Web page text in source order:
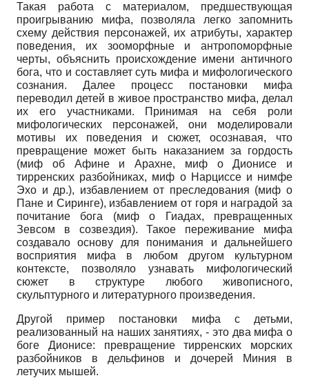
Такая работа с материалом, предшествующая
проигрыванию мифа, позволяла легко запомнить
схему действия персонажей, их атрибуты, характер
поведения, их зооморфные и антропоморфные
черты, объяснить происхождение имени античного
бога, что и составляет суть мифа и мифологического
сознания. Далее процесс постановки мифа
переводил детей в живое пространство мифа, делал
их его участниками. Принимая на себя роли
мифологических персонажей, они моделировали
мотивы их поведения и сюжет, осознавая, что
превращение может быть наказанием за гордость
(миф об Афине и Арахне, миф о Дионисе и
тирренских разбойниках, миф о Нарциссе и нимфе
Эхо и др.), избавлением от преследования (миф о
Пане и Сиринге), избавлением от горя и наградой за
почитание бога (миф о Гиадах, превращенных
Зевсом в созвездия). Такое переживание мифа
создавало основу для понимания и дальнейшего
восприятия мифа в любом другом культурном
контексте, позволяло узнавать мифологический
сюжет в структуре любого живописного,
скульптурного и литературного произведения.
Другой пример постановки мифа с детьми,
реализованный на наших занятиях, - это два мифа о
боге Дионисе: превращение тирренских морских
разбойников в дельфинов и дочерей Миния в
летучих мышей.